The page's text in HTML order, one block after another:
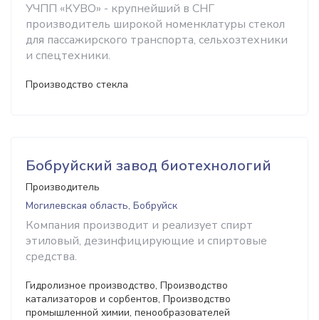
УЧПП «КУВО» - крупнейший в СНГ
производитель широкой номенклатуры стекол
для пассажирского транспорта, сельхозтехники
и спецтехники.
Производство стекла
Бобруйский завод биотехнологий
Производитель
Могилевская область, Бобруйск
Компания производит и реализует спирт
этиловый, дезинфицирующие и спиртовые
средства.
Гидролизное производство, Производство
катализаторов и сорбентов, Производство
промышленной химии, пенообразователей